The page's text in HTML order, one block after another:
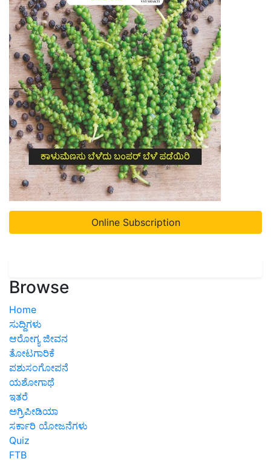
Online Subscription
Browse
Home
ಸುದ್ದಿಗಳು
ಆರೋಗ್ಯ ಜೀವನ
ತೋಟಗಾರಿಕೆ
ಪಶುಸಂಗೋಪನೆ
ಯಶೋಗಾಥೆ
ಇತರೆ
ಅಗ್ರಿಪೀಡಿಯಾ
ಸರ್ಕಾರಿ ಯೋಜನೆಗಳು
Quiz
FTB